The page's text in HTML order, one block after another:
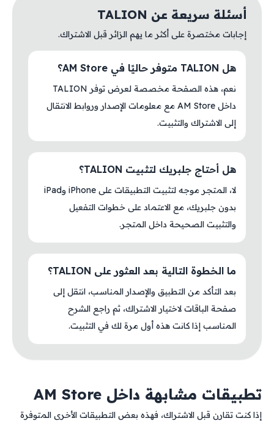
أسئلة سريعة عن TALION
إجابات مختصرة على أكثر ما يهم الزائر قبل الاشتراك.
هل TALION متوفر حاليًا في AM Store؟
نعم، هذه الصفحة مخصصة لعرض توفر TALION
داخل AM Store مع معلومات الإصدار وروابط الانتقال
إلى الاشتراك والتثبيت.
هل أحتاج جلبريك لتثبيت TALION؟
لا، المتجر موجه لتثبيت التطبيقات على iPhone وiPad
بدون جلبريك، مع الاعتماد على خطوات التفعيل
والتثبيت الصحيحة داخل المتجر.
ما الخطوة التالية بعد العثور على TALION؟
بعد التأكد من التطبيق والإصدار المناسب، انتقل إلى
صفحة الباقات لاختيار الاشتراك، ثم راجع الشرح
المناسب إذا كانت هذه أول مرة لك في التثبيت.
تطبيقات مشابهة داخل AM Store
إذا كنت تقارن قبل الاشتراك، فهذه بعض التطبيقات الأخرى المتوفرة